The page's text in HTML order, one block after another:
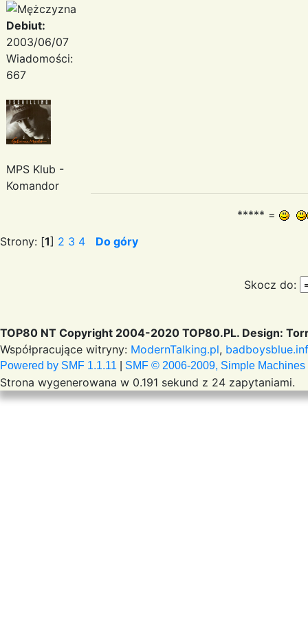
Debiut:
2003/06/07
Wiadomości:
667
MPS Klub -
Komandor
***** =
Strony: [1] 2 3 4 Do góry
Skocz do:
TOP80 NT Copyright 2004-2020 TOP80.PL. Design:
Współpracujące witryny: ModernTalking.pl,
Powered by SMF 1.1.11 SMF © 2006-2009, Simple Machines
Strona wygenerowana w 0.191 sekund z 24 zapytaniami.